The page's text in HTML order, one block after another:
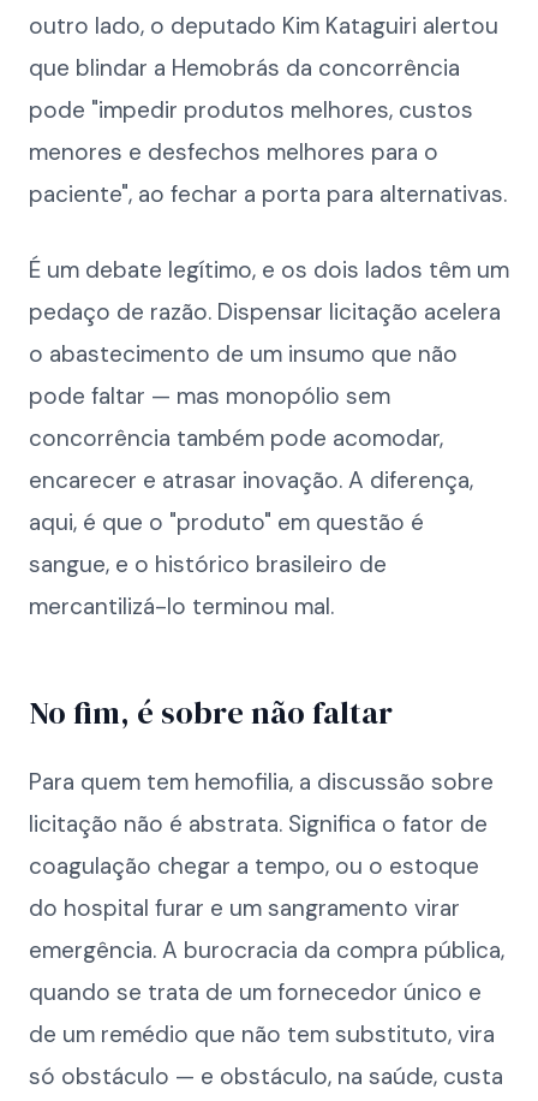
outro lado, o deputado Kim Kataguiri alertou
que blindar a Hemobrás da concorrência
pode "impedir produtos melhores, custos
menores e desfechos melhores para o
paciente", ao fechar a porta para alternativas.
É um debate legítimo, e os dois lados têm um
pedaço de razão. Dispensar licitação acelera
o abastecimento de um insumo que não
pode faltar — mas monopólio sem
concorrência também pode acomodar,
encarecer e atrasar inovação. A diferença,
aqui, é que o "produto" em questão é
sangue, e o histórico brasileiro de
mercantilizá-lo terminou mal.
No fim, é sobre não faltar
Para quem tem hemofilia, a discussão sobre
licitação não é abstrata. Significa o fator de
coagulação chegar a tempo, ou o estoque
do hospital furar e um sangramento virar
emergência. A burocracia da compra pública,
quando se trata de um fornecedor único e
de um remédio que não tem substituto, vira
só obstáculo — e obstáculo, na saúde, custa